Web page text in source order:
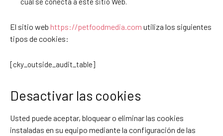
El sitio web https://petfoodmedia.com utiliza los siguientes
tipos de cookies:
[cky_outside_audit_table]
Desactivar las cookies
Usted puede aceptar, bloquear o eliminar las cookies
instaladas en su equipo mediante la configuración de las